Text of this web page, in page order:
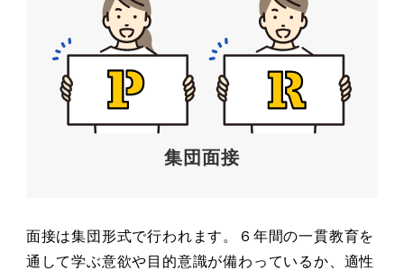
集団面接
面接は集団形式で行われます。６年間の一貫教育を
通して学ぶ意欲や目的意識が備わっているか、適性